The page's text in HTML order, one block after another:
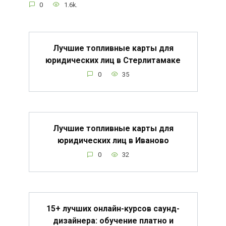
0 1.6k.
Лучшие топливные карты для
юридических лиц в Стерлитамаке
0 35
Лучшие топливные карты для
юридических лиц в Иваново
0 32
15+ лучших онлайн-курсов саунд-
дизайнера: обучение платно и